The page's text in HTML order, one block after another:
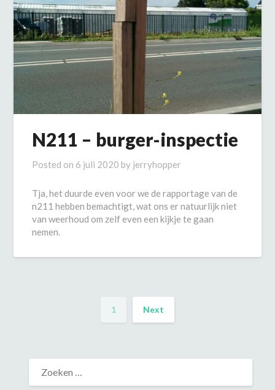
N211 – burger-inspectie
Posted on 6 juli 2020 by jerryhopper
Tja, het duurde even voor we de rapportage van de
n211 hebben bemachtigt, wat ons er natuurlijk niet
van weerhoud om zelf even een kijkje te gaan
nemen.
1 Next